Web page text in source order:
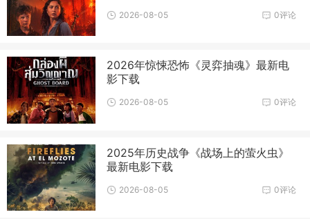
0评论
2026-08-05
2026年惊悚恐怖《灵弈抽魂》最新电
影下载
0评论
2026-08-05
2025年历史战争《战场上的萤火虫》
最新电影下载
0评论
2026-08-05